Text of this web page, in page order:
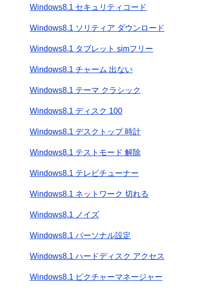
Windows8.1 セキュリティコード
Windows8.1 ソリティア ダウンロード
Windows8.1 タブレット simフリー
Windows8.1 チャーム 出ない
Windows8.1 テーマ クラシック
Windows8.1 ディスク 100
Windows8.1 デスクトップ 時計
Windows8.1 テストモード 解除
Windows8.1 テレビチューナー
Windows8.1 ネットワーク 切れる
Windows8.1 ノイズ
Windows8.1 パーソナル設定
Windows8.1 ハードディスク アクセス
Windows8.1 ピクチャーマネージャー